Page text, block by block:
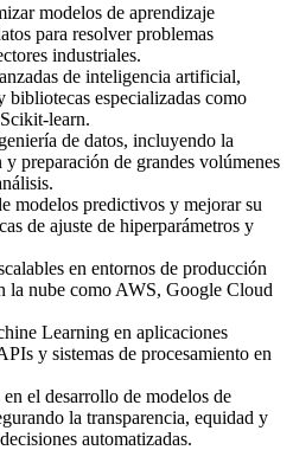
modelos de aprendizaje
para resolver problemas
industriales.
de inteligencia artificial,
bibliotecas especializadas como
learn.
de datos, incluyendo la
preparación de grandes volúmenes
modelos predictivos y mejorar su
de ajuste de hiperparámetros y
en entornos de producción
la nube como AWS, Google Cloud
Learning en aplicaciones
y sistemas de procesamiento en
el desarrollo de modelos de
la transparencia, equidad y
automatizadas.